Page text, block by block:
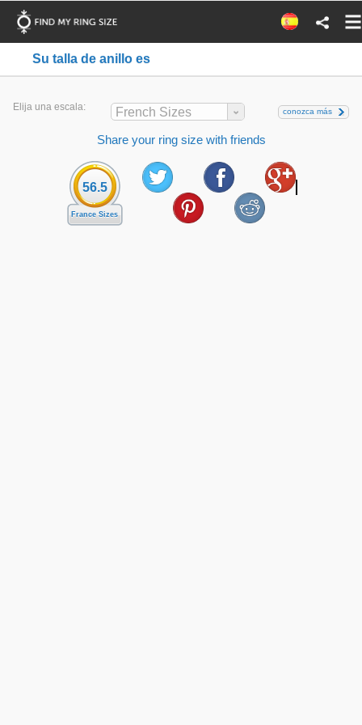
Su talla de anillo es
Elija una escala: French Sizes conozca más
Share your ring size with friends
56.5
France Sizes